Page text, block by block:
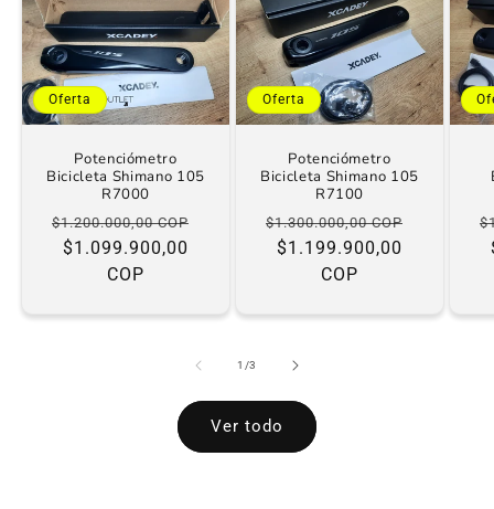
Oferta
Potenciómetro
Bicicleta Shimano 105
R7000
Precio
habitual
$1.200.000,00 COP
$1.099.900,00
COP
Oferta
Potenciómetro
Bicicleta Shimano 105
R7100
Precio
habitual
$1.300.000,00 COP
$1.199.900,00
COP
1 /de
3
Ver todo